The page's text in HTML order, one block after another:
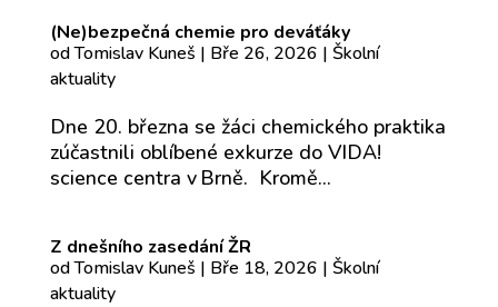
(Ne)bezpečná chemie pro deváťáky
odTomislav Kuneš | Bře 26, 2026 | Školní
aktuality
Dne 20. března se žáci chemického praktika
zúčastnili oblíbené exkurze do VIDA!
science centra v Brně. Kromě...
Z dnešního zasedání ŽR
odTomislav Kuneš | Bře 18, 2026 | Školní
aktuality